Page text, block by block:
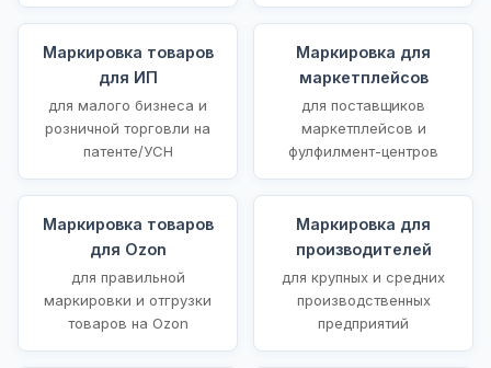
Маркировка товаров
для ИП
для малого бизнеса и
розничной торговли на
патенте/УСН
Маркировка для
маркетплейсов
для поставщиков
маркетплейсов и
фулфилмент-центров
Маркировка товаров
для Ozon
для правильной
маркировки и отгрузки
товаров на Ozon
Маркировка для
производителей
для крупных и средних
производственных
предприятий